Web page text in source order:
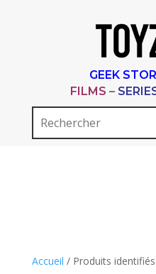
GEEK
FILMS –
Accueil / Produits